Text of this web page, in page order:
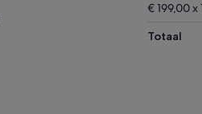
€ 199,00 x
Totaal